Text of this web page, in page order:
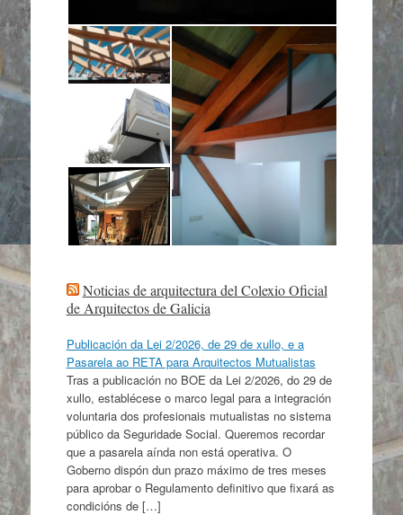
Noticias de arquitectura del Colexio Oficial
de Arquitectos de Galicia
Publicación da Lei 2/2026, de 29 de xullo, e a
Pasarela ao RETA para Arquitectos Mutualistas
Tras a publicación no BOE da Lei 2/2026, do 29 de
xullo, establécese o marco legal para a integración
voluntaria dos profesionais mutualistas no sistema
público da Seguridade Social. Queremos recordar
que a pasarela aínda non está operativa. O
Goberno dispón dun prazo máximo de tres meses
para aprobar o Regulamento definitivo que fixará as
condicións de […]